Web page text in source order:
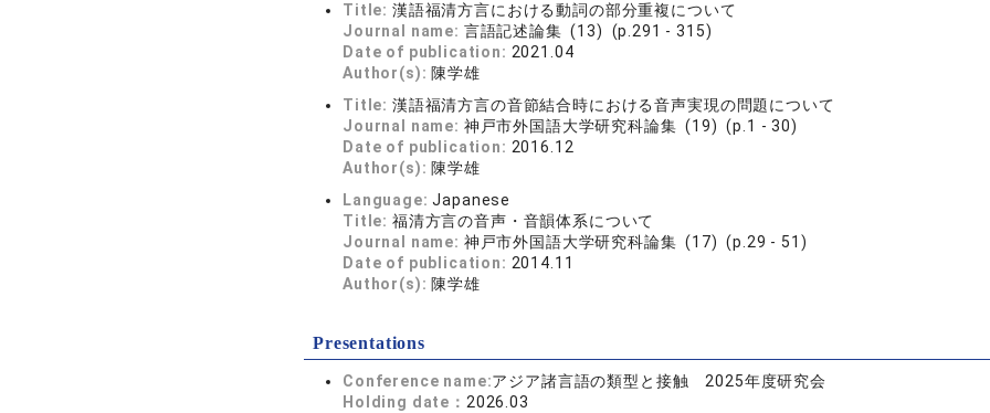
Title: 漢語福清方言における動詞の部分重複について
Journal name: 言語記述論集 (13) (p.291 - 315)
Date of publication: 2021.04
Author(s): 陳学雄
Title: 漢語福清方言の音節結合時における音声実現の問題について
Journal name: 神戸市外国語大学研究科論集 (19) (p.1 - 30)
Date of publication: 2016.12
Author(s): 陳学雄
Language:Japanese
Title: 福清方言の音声・音韻体系について
Journal name: 神戸市外国語大学研究科論集 (17) (p.29 - 51)
Date of publication: 2014.11
Author(s): 陳学雄
Presentations
Conference name:アジア諸言語の類型と接触 2025年度研究会
Holding date： 2026.03